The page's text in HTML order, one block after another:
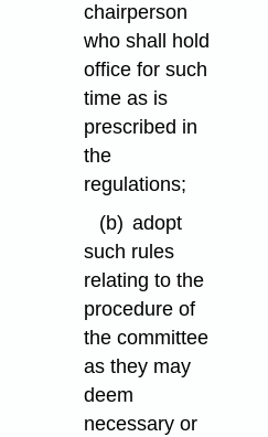
chairperson
who shall hold
office for such
time as is
prescribed in
the
regulations;
(b) adopt
such rules
relating to the
procedure of
the committee
as they may
deem
necessary or